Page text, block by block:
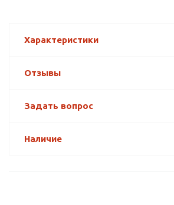
Характеристики
Отзывы
Задать вопрос
Наличие